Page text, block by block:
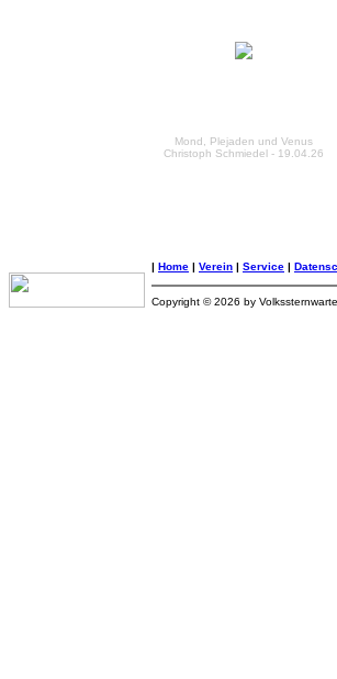
Mond, Plejaden und Venus
Christoph Schmiedel - 19.04.26
| Home | Verein | Service |
Copyright © 2026 by